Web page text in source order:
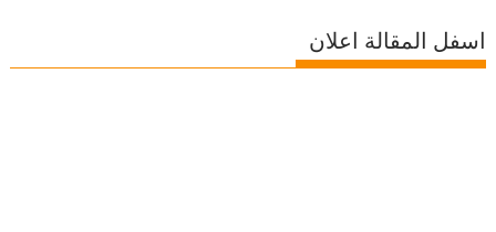
اسفل المقالة اعلان